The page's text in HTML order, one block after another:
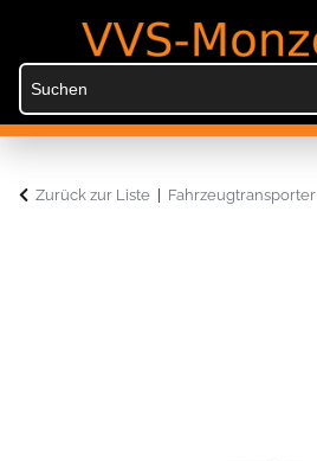
Zurück zur Liste Fahrzeugtransporter